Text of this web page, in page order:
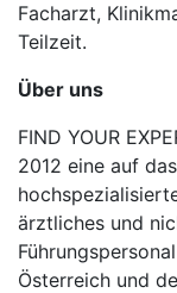
Facharzt,
Teilzeit.
Über uns
FIND YOUR
2012 eine auf
ärztliches und
Österreich und